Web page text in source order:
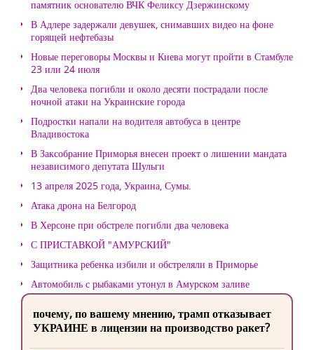
памятник основателю ВЧК Феликсу Дзержинскому
В Адлере задержали девушек, снимавших видео на фоне
горящей нефтебазы
Новые переговоры Москвы и Киева могут пройти в Стамбуле
23 или 24 июля
Два человека погибли и около десяти пострадали после
ночной атаки на Украинские города
Подростки напали на водителя автобуса в центре
Владивостока
В Заксобрание Приморья внесен проект о лишении мандата
независимого депутата Шульги
13 апреля 2025 года, Украина, Сумы.
Атака дрона на Белгород
В Херсоне при обстреле погибли два человека
С ПРИСТАВКОЙ "АМУРСКИЙ"
Защитника ребенка избили и обстреляли в Приморье
Автомобиль с рыбаками утонул в Амурском заливе
почему, по вашему мнению, трамп отказывает
УКРАИНЕ в лицензии на производство ракет?